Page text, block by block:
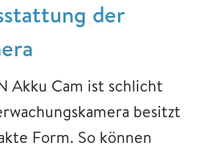
der
Akku Cam ist schlicht
besitzt
Form. So können